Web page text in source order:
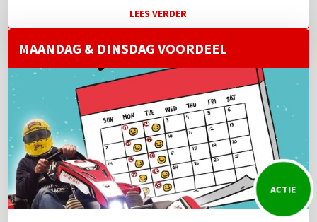
LEES VERDER
MAANDAG & DINSDAG VOORDEEL
ACTIE